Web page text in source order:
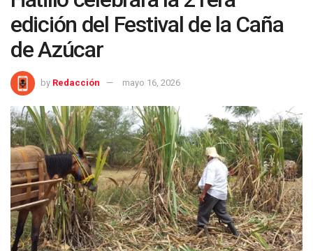
edición del Festival de la Caña
de Azúcar
by Redacción mayo 16, 2026